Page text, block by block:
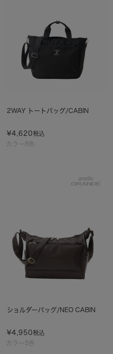
カラー8色
2WAY トートバッグ/CABIN
¥4,620税込
カラー5色
ショルダーバッグ/NEO CABIN
¥4,950税込